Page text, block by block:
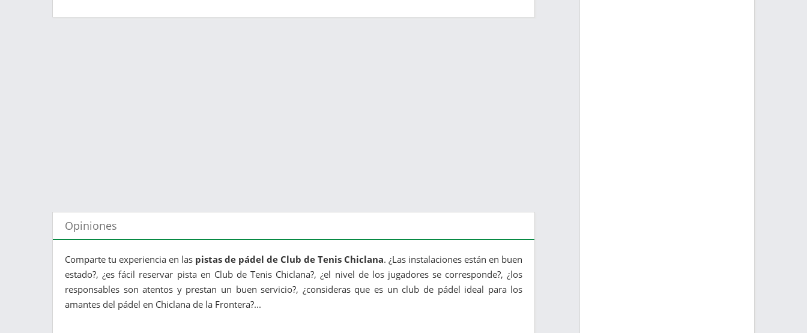
Opiniones
Comparte tu experiencia en las pistas de pádel de Club de Tenis Chiclana. ¿Las instalaciones están en buen
estado?, ¿es fácil reservar pista en Club de Tenis Chiclana?, ¿el nivel de los jugadores se corresponde?, ¿los
responsables son atentos y prestan un buen servicio?, ¿consideras que es un club de pádel ideal para los
amantes del pádel en Chiclana de la Frontera?...